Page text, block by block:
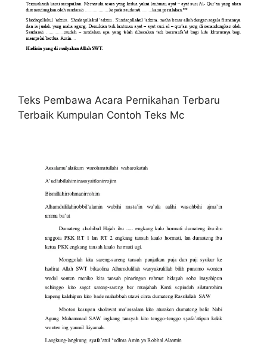
Teks Pembawa Acara Pernikahan Terbaru
Terbaik Kumpulan Contoh Teks Mc